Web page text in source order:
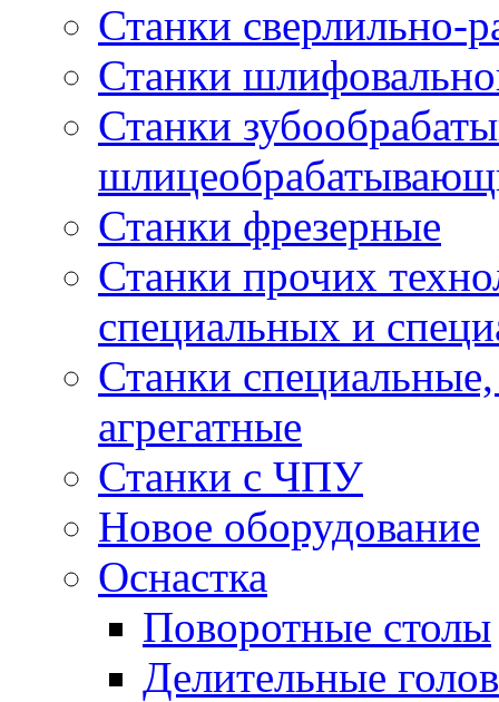
Станки сверлильно-
Станки
Станки
Станки фрезерные
Станки прочих
специальных и
Станки
агрегатные
Станки с ЧПУ
Новое оборудование
Оснастка
Поворотные столы
Делительные